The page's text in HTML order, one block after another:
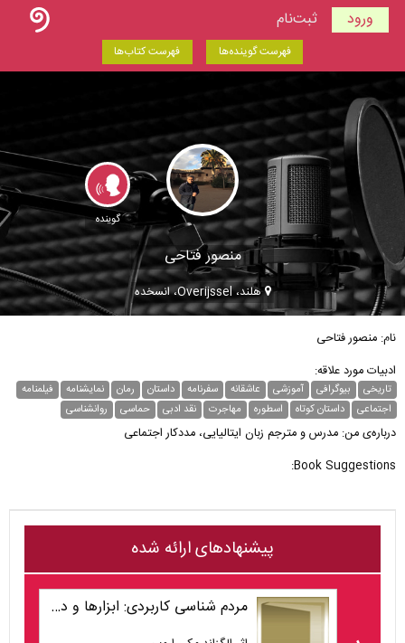
ورود ثبت‌نام
فهرست گوینده‌ها فهرست کتاب‌ها
گوینده
منصور فتاحى
هلند، Overijssel، انسخده
نام: منصور فتاحى
ادبیات مورد علاقه:
تاریخی بیوگرافی آموزشی عاشقانه سفرنامه داستان رمان نمایشنامه
فیلمنامه
اجتماعی
داستان کوتاه اسطوره مهاجرت نقد ادبی حماسی روانشناسی
درباره‌ی من: مدرس و مترجم زبان ايتاليايى، مددكار اجتماعى
Book Suggestions:
پیشنهادهای ارائه شده
مردم شناسی کاربردی: ابزارها و دیدگاه هایی برای امروز